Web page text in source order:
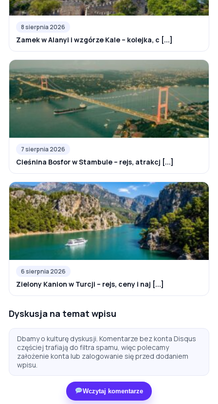
8 sierpnia 2026
Zamek w Alanyi i wzgórze Kale – kolejka, c [...]
7 sierpnia 2026
Cieśnina Bosfor w Stambule – rejs, atrakcj [...]
6 sierpnia 2026
Zielony Kanion w Turcji – rejs, ceny i naj [...]
Dyskusja na temat wpisu
Dbamy o kulturę dyskusji. Komentarze bez konta Disqus
częściej trafiają do filtra spamu, więc polecamy
założenie konta lub zalogowanie się przed dodaniem
wpisu.
Wczytaj komentarze